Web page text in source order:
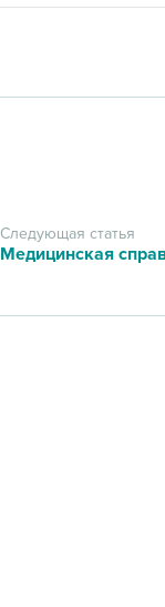
Следующая статья